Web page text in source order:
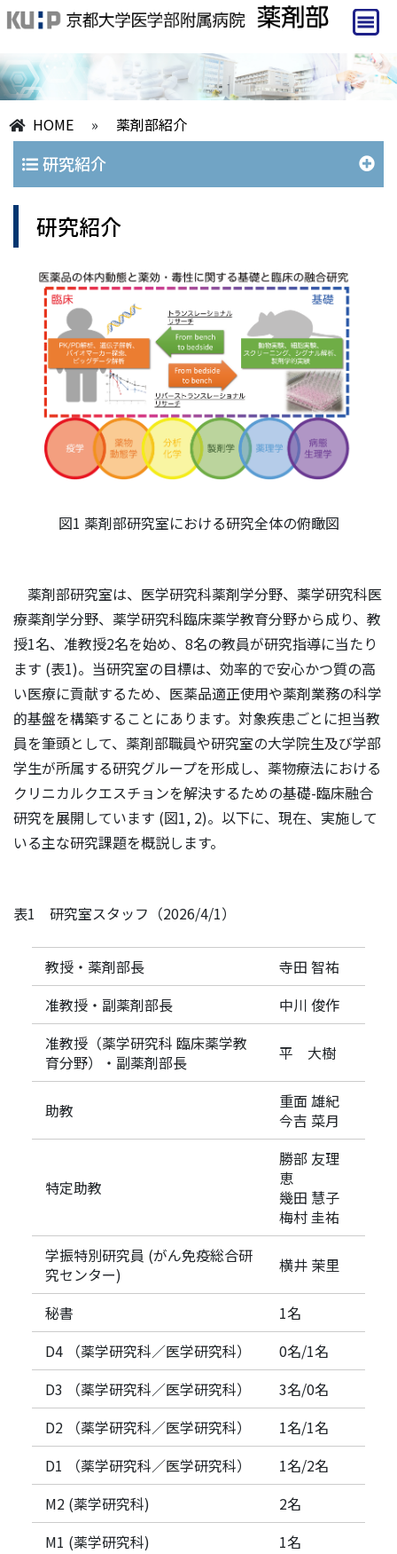
HOME » 薬剤部紹介
研究紹介
研究紹介
図1 薬剤部研究室における研究全体の俯瞰図
薬剤部研究室は、医学研究科薬剤学分野、薬学研究科医
療薬剤学分野、薬学研究科臨床薬学教育分野から成り、教
授1名、准教授2名を始め、8名の教員が研究指導に当たり
ます (表1)。当研究室の目標は、効率的で安心かつ質の高
い医療に貢献するため、医薬品適正使用や薬剤業務の科学
的基盤を構築することにあります。対象疾患ごとに担当教
員を筆頭として、薬剤部職員や研究室の大学院生及び学部
学生が所属する研究グループを形成し、薬物療法における
クリニカルクエスチョンを解決するための基礎-臨床融合
研究を展開しています (図1, 2)。以下に、現在、実施して
いる主な研究課題を概説します。
表1 研究室スタッフ（2026/4/1）
教授・薬剤部長
寺田 智祐
准教授・副薬剤部長
中川 俊作
准教授（薬学研究科 臨床薬学教
育分野）・副薬剤部長
平 大樹
助教
重面 雄紀
今吉 菜月
特定助教
勝部 友理
恵
幾田 慧子
梅村 圭祐
学振特別研究員 (がん免疫総合研
究センター)
横井 茉里
秘書
1名
D4 （薬学研究科／医学研究科）
0名/1名
D3 （薬学研究科／医学研究科）
3名/0名
D2 （薬学研究科／医学研究科）
1名/1名
D1 （薬学研究科／医学研究科）
1名/2名
M2 (薬学研究科)
2名
M1 (薬学研究科)
1名